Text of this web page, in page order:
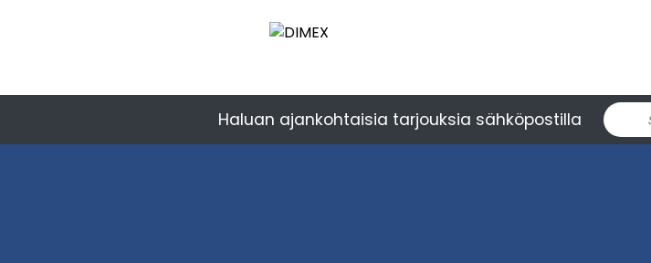
Haluan ajankohtaisia tarjouksia sähköpostilla